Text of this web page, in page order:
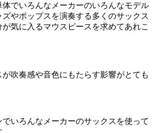
体でいろんなメーカーのいろんなモデル
やポップスを演奏する多くのサックス
気に入るマウスピースを求めてあれこ
吹奏感や音色にもたらす影響がとても
いろんなメーカーのサックスを使って